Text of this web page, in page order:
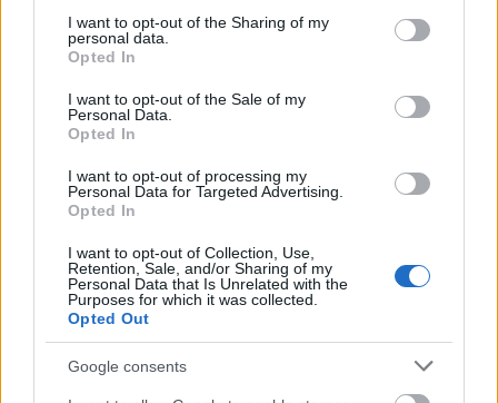
not limited to your visit or usage behaviour. You may click to
grant or deny consent to Google and its third-party tags to
use your data for below specified purposes in below Google
consent section.
I want to opt-out of the Sharing of my
personal data.
Opted In
I want to opt-out of the Sale of my
Personal Data.
Opted In
I want to opt-out of processing my
Personal Data for Targeted Advertising.
Opted In
I want to opt-out of Collection, Use,
Retention, Sale, and/or Sharing of my
Personal Data that Is Unrelated with the
Purposes for which it was collected.
Opted Out
Google consents
ανακαλύψετε
7 έξυπνα tips για να φτιάξετε γρήγορα τη βαλίτσα
των διακοπών